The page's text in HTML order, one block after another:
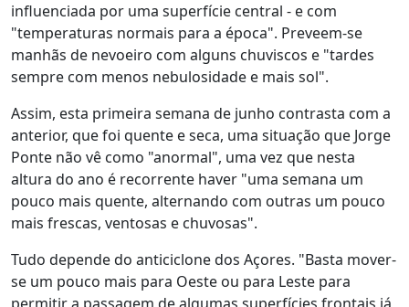
influenciada por uma superfície central - e com
"temperaturas normais para a época". Preveem-se
manhãs de nevoeiro com alguns chuviscos e "tardes
sempre com menos nebulosidade e mais sol".
Assim, esta primeira semana de junho contrasta com a
anterior, que foi quente e seca, uma situação que Jorge
Ponte não vê como "anormal", uma vez que nesta
altura do ano é recorrente haver "uma semana um
pouco mais quente, alternando com outras um pouco
mais frescas, ventosas e chuvosas".
Tudo depende do anticiclone dos Açores. "Basta mover-
se um pouco mais para Oeste ou para Leste para